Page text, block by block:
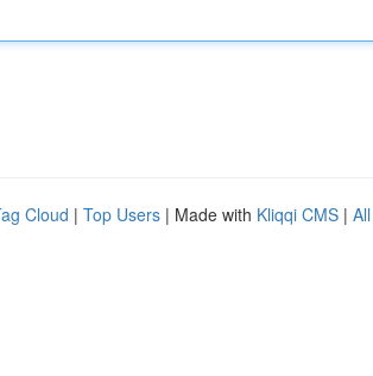
Cloud | Top Users | Made with Kliqqi CMS |